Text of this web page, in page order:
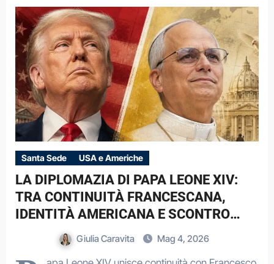
Santa Sede USA e Americhe
LA DIPLOMAZIA DI PAPA LEONE XIV:
TRA CONTINUITÀ FRANCESCANA,
IDENTITÀ AMERICANA E SCONTRO
CON DONALD TRUMP
Giulia Caravita Mag 4, 2026